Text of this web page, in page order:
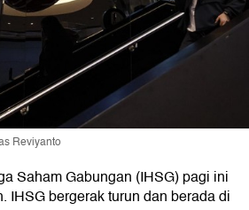
Reviyanto
Saham Gabungan (IHSG) pagi ini
IHSG bergerak turun dan berada di